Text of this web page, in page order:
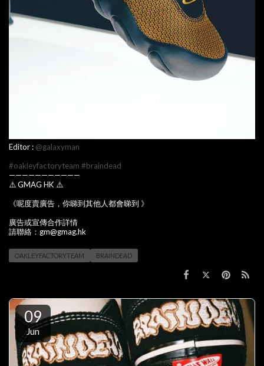
Editor : @galaxyman
#oakleyfactoryteam #braindead
———————————
⚠️ GMAG HK ⚠️
《呢度賣廣告，你睇到其他人都會睇到 》
廣告或宣傳合作詳情
請聯絡：gm@gmag.hk
OAKLEYFACTORYTEAM BRAINDEAD
09
Jun